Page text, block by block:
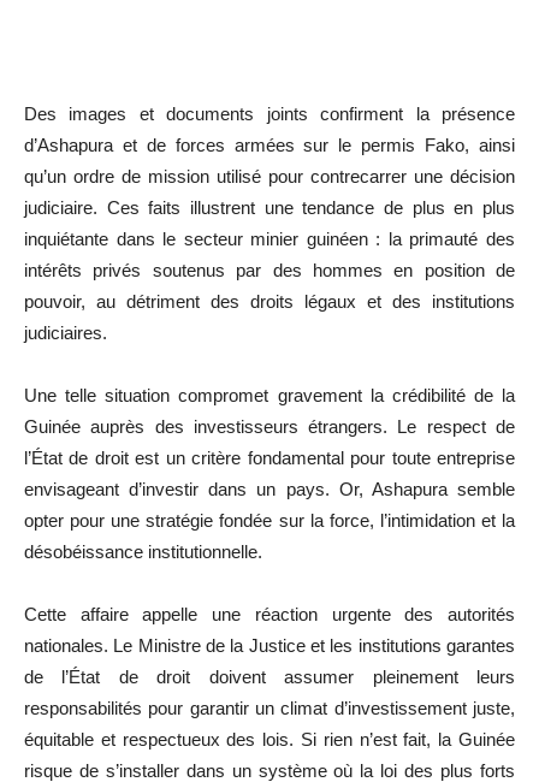
Des images et documents joints confirment la présence
d’Ashapura et de forces armées sur le permis Fako, ainsi
qu’un ordre de mission utilisé pour contrecarrer une décision
judiciaire. Ces faits illustrent une tendance de plus en plus
inquiétante dans le secteur minier guinéen : la primauté des
intérêts privés soutenus par des hommes en position de
pouvoir, au détriment des droits légaux et des institutions
judiciaires.
Une telle situation compromet gravement la crédibilité de la
Guinée auprès des investisseurs étrangers. Le respect de
l’État de droit est un critère fondamental pour toute entreprise
envisageant d’investir dans un pays. Or, Ashapura semble
opter pour une stratégie fondée sur la force, l’intimidation et la
désobéissance institutionnelle.
Cette affaire appelle une réaction urgente des autorités
nationales. Le Ministre de la Justice et les institutions garantes
de l’État de droit doivent assumer pleinement leurs
responsabilités pour garantir un climat d’investissement juste,
équitable et respectueux des lois. Si rien n’est fait, la Guinée
risque de s’installer dans un système où la loi des plus forts